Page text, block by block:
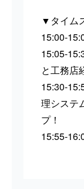
▼タイム
15:00-
15:05-
と工務店
15:30-
理システ
プ！
15:55-